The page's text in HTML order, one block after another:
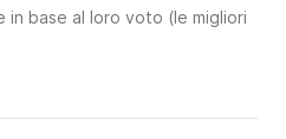
in base al loro voto (le migliori